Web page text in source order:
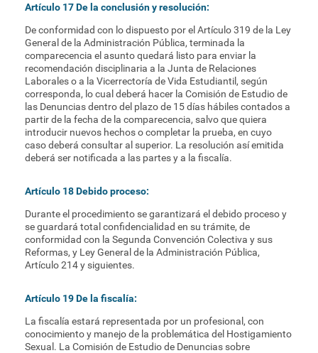
Artículo 17 De la conclusión y resolución:
De conformidad con lo dispuesto por el Artículo 319 de la Ley
General de la Administración Pública, terminada la
comparecencia el asunto quedará listo para enviar la
recomendación disciplinaria a la Junta de Relaciones
Laborales o a la Vicerrectoría de Vida Estudiantil, según
corresponda, lo cual deberá hacer la Comisión de Estudio de
las Denuncias dentro del plazo de 15 días hábiles contados a
partir de la fecha de la comparecencia, salvo que quiera
introducir nuevos hechos o completar la prueba, en cuyo
caso deberá consultar al superior. La resolución así emitida
deberá ser notificada a las partes y a la fiscalía.
Artículo 18 Debido proceso:
Durante el procedimiento se garantizará el debido proceso y
se guardará total confidencialidad en su trámite, de
conformidad con la Segunda Convención Colectiva y sus
Reformas, y Ley General de la Administración Pública,
Artículo 214 y siguientes.
Artículo 19 De la fiscalía:
La fiscalía estará representada por un profesional, con
conocimiento y manejo de la problemática del Hostigamiento
Sexual. La Comisión de Estudio de Denuncias sobre